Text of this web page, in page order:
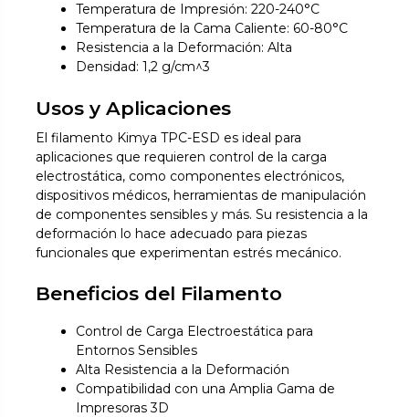
Temperatura de Impresión: 220-240°C
Temperatura de la Cama Caliente: 60-80°C
Resistencia a la Deformación: Alta
Densidad: 1,2 g/cm^3
Usos y Aplicaciones
El filamento Kimya TPC-ESD es ideal para
aplicaciones que requieren control de la carga
electrostática, como componentes electrónicos,
dispositivos médicos, herramientas de manipulación
de componentes sensibles y más. Su resistencia a la
deformación lo hace adecuado para piezas
funcionales que experimentan estrés mecánico.
Beneficios del Filamento
Control de Carga Electroestática para
Entornos Sensibles
Alta Resistencia a la Deformación
Compatibilidad con una Amplia Gama de
Impresoras 3D